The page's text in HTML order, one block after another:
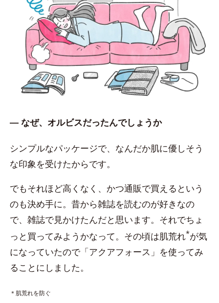
― なぜ、オルビスだったんでしょうか
シンプルなパッケージで、なんだか肌に優しそう
な印象を受けたからです。
でもそれほど高くなく、かつ通販で買えるという
のも決め手に。昔から雑誌を読むのが好きなの
で、雑誌で見かけたんだと思います。それでちょ
っと買ってみようかなって。その頃は肌荒れ*が気
になっていたので「アクアフォース」を使ってみ
ることにしました。
＊肌荒れを防ぐ